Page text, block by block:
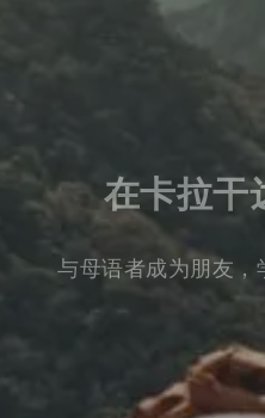
在卡拉干
与母语者成为朋友，